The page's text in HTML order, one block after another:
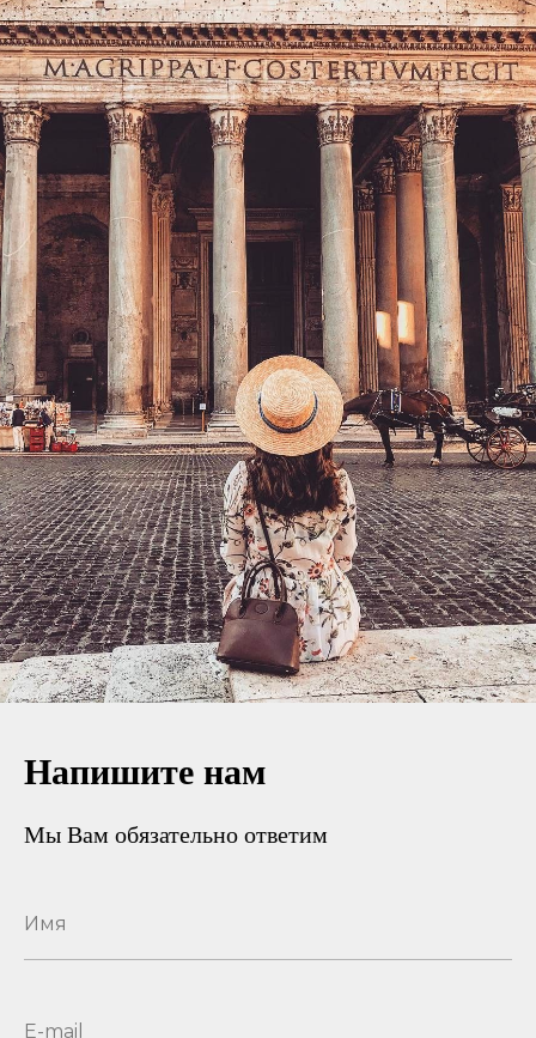
Напишите нам
Мы Вам обязательно ответим